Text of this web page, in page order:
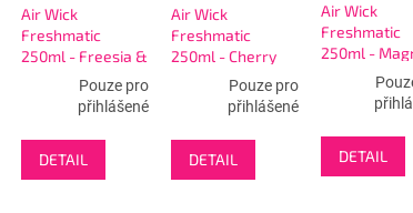
Air Wick
Freshmatic
250ml - Freesia &
Pouze pro
přihlášené
DETAIL
Air Wick
Freshmatic
250ml - Cherry
BlossomPouze pro
přihlášené
DETAIL
Air Wick
Freshmatic
250ml -
& Cherry
DETAIL